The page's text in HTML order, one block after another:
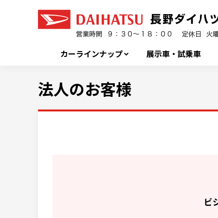
カーラインナップ 展示車・試乗車
法人のお客様
ビ